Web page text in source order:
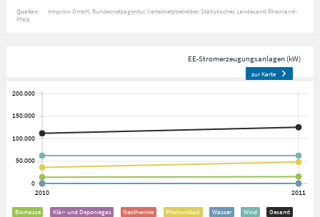
Quellen: Amprion GmbH Bundesnetzagentur Verteilnetzbetreiber Statistisches Landesamt Rheinland-
Pfalz
EE-Stromerzeugungsanlagen (kW)
zur Karte
Biomasse Klär- und Deponiegas Geothermie Photovoltaik Wasser Wind Gesamt